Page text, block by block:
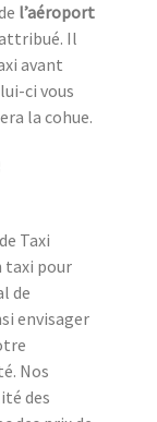
l’aéroport
Il
avant
ci vous
la cohue.
Taxi
taxi pour
de
envisager
Nos
des